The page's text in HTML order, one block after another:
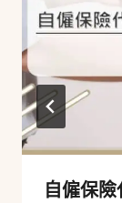
自僱保